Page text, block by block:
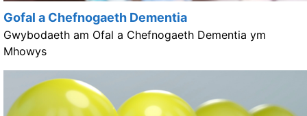
Gofal a Chefnogaeth Dementia
Gwybodaeth am Ofal a Chefnogaeth Dementia ym
Mhowys